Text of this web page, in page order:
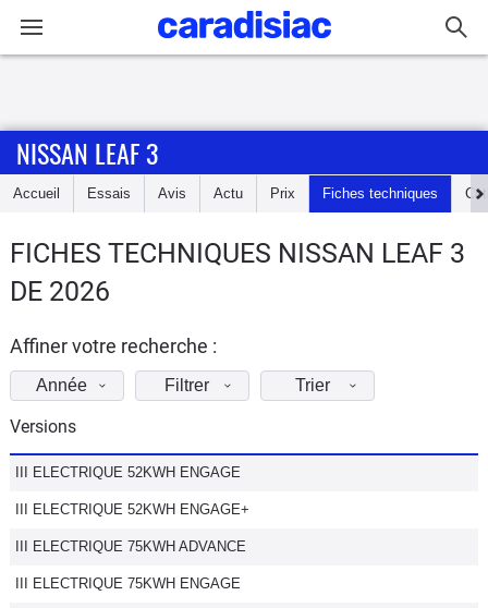
Accueil
Essais
d'achat
Electriques
Utilitaires
Flottes
Auto
Services
NISSAN LEAF 3
Accueil Essais Avis Actu Prix Fiches techniques
FICHES TECHNIQUES NISSAN LEAF 3
DE 2026
Affiner votre recherche :
Année Filtrer Trier
Versions
III ELECTRIQUE 52KWH ENGAGE
III ELECTRIQUE 52KWH ENGAGE+
III ELECTRIQUE 75KWH ADVANCE
III ELECTRIQUE 75KWH ENGAGE